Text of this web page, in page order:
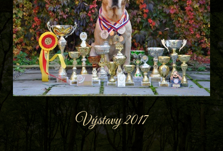
Výstavy 2017